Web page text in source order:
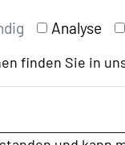
Analyse
finden Sie in